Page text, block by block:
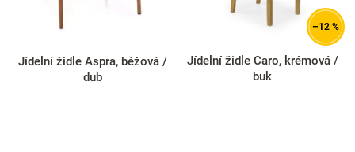
Jídelní židle Aspra, béžová /
dub
–12 %
Jídelní židle Caro, krémová /
buk